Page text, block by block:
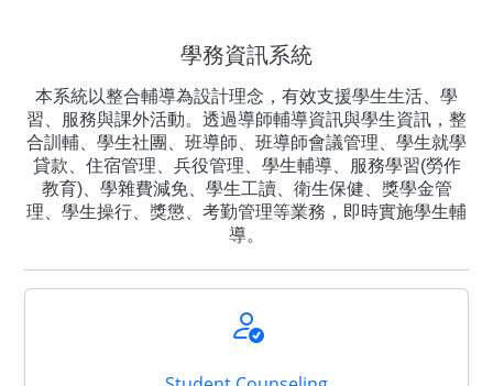
學務資訊系統
本系統以整合輔導為設計理念，有效支援學生生活、學
習、服務與課外活動。透過導師輔導資訊與學生資訊，整
合訓輔、學生社團、班導師、班導師會議管理、學生就學
貸款、住宿管理、兵役管理、學生輔導、服務學習(勞作
教育)、學雜費減免、學生工讀、衛生保健、獎學金管
理、學生操行、獎懲、考勤管理等業務，即時實施學生輔
導。